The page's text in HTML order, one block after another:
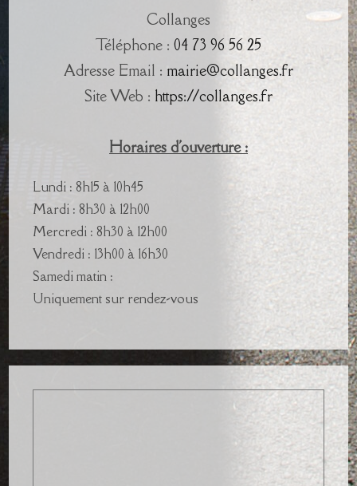
Collanges
Téléphone : 04 73 96 56 25
Adresse Email : mairie@collanges.fr
Site Web : https://collanges.fr
Horaires d'ouverture :
Lundi : 8h15 à 10h45
Mardi : 8h30 à 12h00
Mercredi : 8h30 à 12h00
Vendredi : 13h00 à 16h30
Samedi matin :
Uniquement sur rendez-vous